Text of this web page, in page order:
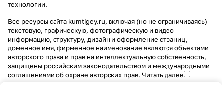
технологии.
Все ресурсы сайта kumtigey.ru, включая (но не ограничиваясь)
текстовую, графическую, фотографическую и видео
информацию, структуру, дизайн и оформление страниц,
доменное имя, фирменное наименование являются объектами
авторского права и прав на интеллектуальную собственность,
защищены российским законодательством и международными
соглашениями об охране авторских прав. Читать далее